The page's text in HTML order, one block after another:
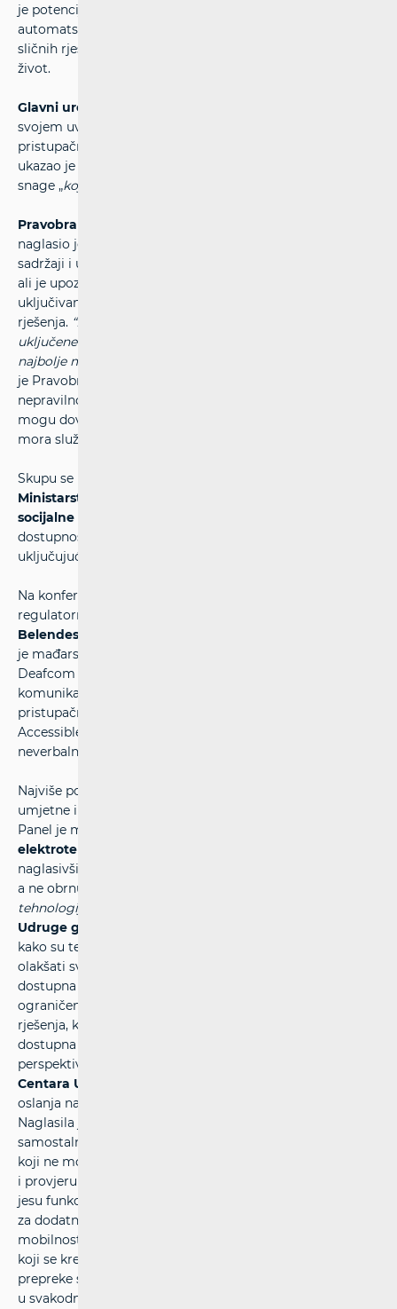
je potencijal umjetne inteligencije, osobito u području
automatskog titlovanja, pretvaranja govora u tekst i
sličnih rješenja koja mogu znatno olakšati svakodnevni
život.
Glavni urednik Poslovnog dnevnika Mladen Miletić
svojem uvodnom obraćanju, pored potrebe za većom
pristupačnosti i uključenosti osoba s invaliditetom,
ukazao je na potencijal osoba s invaliditetom kao radne
snage „koju često kao društvo ne vidimo“
Pravobranitelj za osobe s invaliditetom Darijo Jurišić
naglasio je kako digitalna pristupačnost znači da su
sadržaji i usluge dostupni i upotrebljivi svim građanima,
ali je upozorio na potrebu dodatne edukacije i aktivnijeg
uključivanja osoba s invaliditetom u razvoj digitalnih
rješenja. “Poseban izazov je što OSI nisu dovoljno
uključene u testiranje i stvaranje digitalnih rješenja jer oni
najbolje mogu procijeniti je li im nešto korisno.”
je Pravobranitelj. Upozorio je i na moguće rizike
nepravilno razvijenih sustava umjetne inteligencije koji
mogu dovesti do diskriminacije, istaknuvši da tehnologija
mora služiti svima, a ne stvarati nove prepreke.
Skupu se uvodno obratio i
Ministarstva rada, mirovinskoga sustava, obitelji i
socijalne politike
dostupnost tržišta rada osobama s invaliditetom,
uključujući i na potrebu razvoja fizičke pristupačnosti.
Na konferenciji su potom predstavljeni konkretni primjeri
regulatornih iskustava i tehnoloških rješenja.
Belendesi
je mađarska iskustva iz prakse,
Deafcom Solutions osvrnula se na usluge elektroničkih
komunikacija u odnosu na odredbe Europskog akta o
pristupačnosti, dok je
Accessible predstavila aplikaciju TapSOS koja omogućuje
neverbalno kontaktiranje hitnih službi.
Najviše pozornosti privukla je panel rasprava o utjecaju
umjetne inteligencije na život osoba s invaliditetom.
Panel je moderirala
elektrotehnike i računarstva Sveučilišta u Zagrebu
naglasivši kako tehnologija treba biti prilagođena ljudima,
a ne obrnuto:
tehnologiji, nego tehnologiju ljudima.”
Udruge gluhih i nagluhih Istarske županije
kako su tehnološka rješenja dobrodošla i mogu znatno
olakšati svakodnevicu, no u praksi su često i dalje teško
dostupna zbog financijskih ili infrastrukturnih
ograničenja. Njezino iskustvo upozorava da digitalna
rješenja, kako bi bila uistinu uključiva, moraju biti
dostupna svima, a ne samo tehnički napredna. Iz
perspektive slijepih osoba govorila je
Centara UP 2 DATE
oslanja na alate temeljene na umjetnoj inteligenciji.
Naglasila je kako AI može biti snažna podrška
samostalnosti, ali da je i dalje riječ o digitalnom asistentu
koji ne može zamijeniti ljudski faktor, kritičko razmišljanje
i provjeru informacija. Upozorila je i da alati koje koristi
jesu funkcionalni i pristupačni, ali da uvijek postoji prostor
za dodatna poboljšanja. O važnosti fizičke pristupačnosti i
mobilnosti govorio je
koji se kreće uz pomoć invalidskih kolica. Ukazao je na
prepreke s kojima se osobe s invaliditetom i dalje susreću
u svakodnevnom kretanju te je, kroz primjer autonomnih